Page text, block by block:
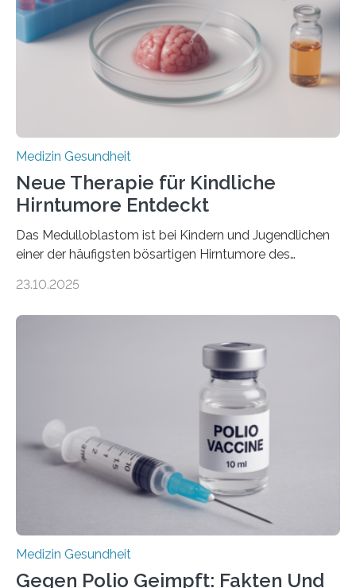
Rhythmusstörungen reduzieren lassen. Würzburg. Die
hypertrophe Kardiomyopathie (HCM) ist die häufigste
erblich bedingte Herzerkrankung. Sie führt dazu, dass
sich die linke Herzkammer verdickt, der Herzmuskel zu
stark kontrahiert…
Medizin Gesundheit
Neue Therapie für Kindliche
Hirntumore Entdeckt
Das Medulloblastom ist bei Kindern und Jugendlichen
einer der häufigsten bösartigen Hirntumore des
Betroffenen können mit heutigen Methoden geheilt
Dringend benötigt werden zielgerichtete Therapien, die
nur Tumorschwachstellen angreifen und normales
Gewebe verschonen. Forschende um Daniel Merk vom
Hertie-Institut für klinische Hirnforschung am
Universitätsklinikum Tübingen haben eine solche
Schwachstelle im Erbgut einer Untergruppe des
Medulloblastoms gefunden. Die Wilhelm Sander-
Stiftung unterstützte das Projekt…
23.10.2025
Medizin Gesundheit
Gegen Polio Geimpft: Fakten Und